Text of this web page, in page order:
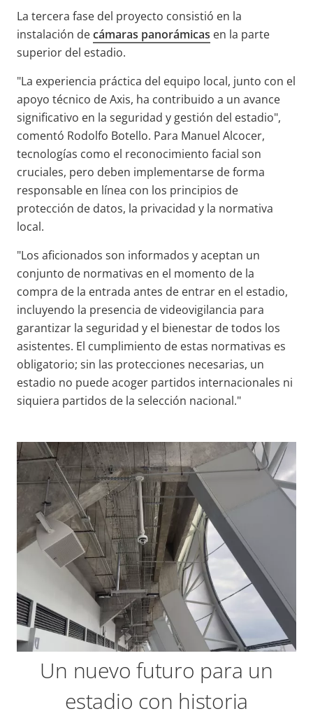
La tercera fase del proyecto consistió en la
instalación decámaras panorámicas en la parte
superior del estadio.
"La experiencia práctica del equipo local, junto con el
apoyo técnico de Axis, ha contribuido a un avance
significativo en la seguridad y gestión del estadio",
comentó Rodolfo Botello. Para Manuel Alcocer,
tecnologías como el reconocimiento facial son
cruciales, pero deben implementarse de forma
responsable en línea con los principios de
protección de datos, la privacidad y la normativa
local.
"Los aficionados son informados y aceptan un
conjunto de normativas en el momento de la
compra de la entrada antes de entrar en el estadio,
incluyendo la presencia de videovigilancia para
garantizar la seguridad y el bienestar de todos los
asistentes. El cumplimiento de estas normativas es
obligatorio; sin las protecciones necesarias, un
estadio no puede acoger partidos internacionales ni
siquiera partidos de la selección nacional."
Un nuevo futuro para un
estadio con historia